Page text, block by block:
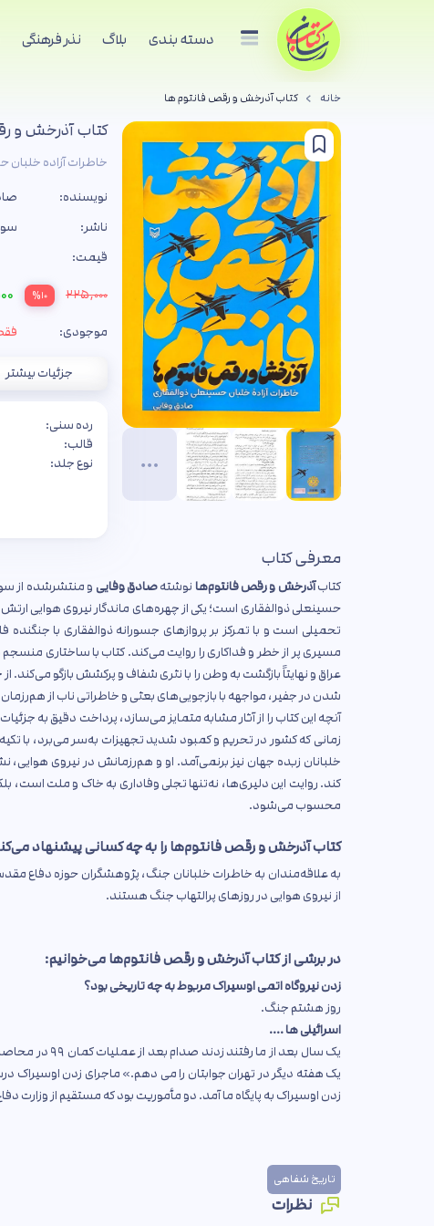
دسته بندی بلاگ نذر فرهنگی
خانه کتاب آذرخش و رقص فانتوم ها
کتاب آذرخش و
خاطرات آزاده خلبان
نویسنده:
ناشر:
قیمت:
۲۲۵,۰۰۰ %۱۰
موجودی: فقط 2
جزئیات بیشتر
رده سنی:
قالب:
نوع جلد:
معرفی کتاب
کتابآذرخش و رقص فانتوم‌ها نوشتهصادق وفایی و منتشرشده از
حسینعلی ذوالفقاری است؛ یکی از چهره‌های ماندگار نیروی هوایی
عراق و نهایتاً بازگشت به وطن را با نثری شفاف و پرکشش بازگو
شدن در جفیر، مواجهه با بازجویی‌های بعثی و خاطراتی ناب از
آنچه این کتاب را از آثار مشابه متمایز می‌سازد، پرداخت دقیق به
زمانی که کشور در تحریم و کمبود شدید تجهیزات به‌سر می‌برد، با
خلبانان زبده جهان نیز برنمی‌آمد. او و هم‌رزمانش در نیروی هوایی،
کند. روایت این دلیری‌ها، نه‌تنها تجلی وفاداری به خاک و ملت
محسوب می‌شود.
کتاب آذرخش و رقص فانتوم‌ها را به چه کسانی پیشنهاد
به علاقه‌مندان به خاطرات خلبانان جنگ، پژوهشگران حوزه دفاع
از نیروی هوایی در روزهای پرالتهاب جنگ هستند.
در برشی از کتاب آذرخش و رقص فانتوم‌ها می‌خوانیم:
زدن نیروگاه اتمی اوسیراک مربوط به چه تاریخی بود؟
روز هشتم جنگ.
اسرائیلی ها ....
یک سال بعد از
یک هفته دیگر در تهران جوابتان را می دهم.» ماجرای زدن
زدن اوسیراک به پایگاه ما آمد. دو مأموریت بود که مستقیم از
تاریخ شفاهی
نظرات